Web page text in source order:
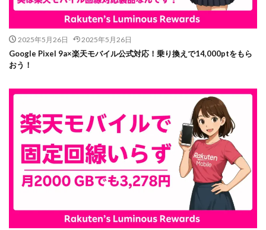
2025年5月26日 2025年5月26日
Google Pixel 9a×楽天モバイル公式対応！乗り換えで14,000ptをもら
おう！